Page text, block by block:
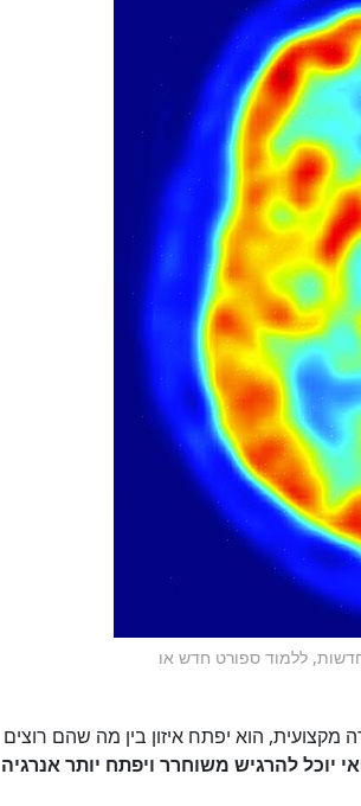
ללמוד ספורט חדש או
הוא יפתח איזון בין מה שהם רוצים
יוכל להרגיש משוחרר ויפתח יותר אנרגיה